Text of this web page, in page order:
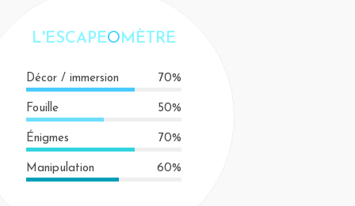
L'ESCAPEOMÈTRE
Décor / immersion 70%
Fouille 50%
Énigmes 70%
Manipulation 60%